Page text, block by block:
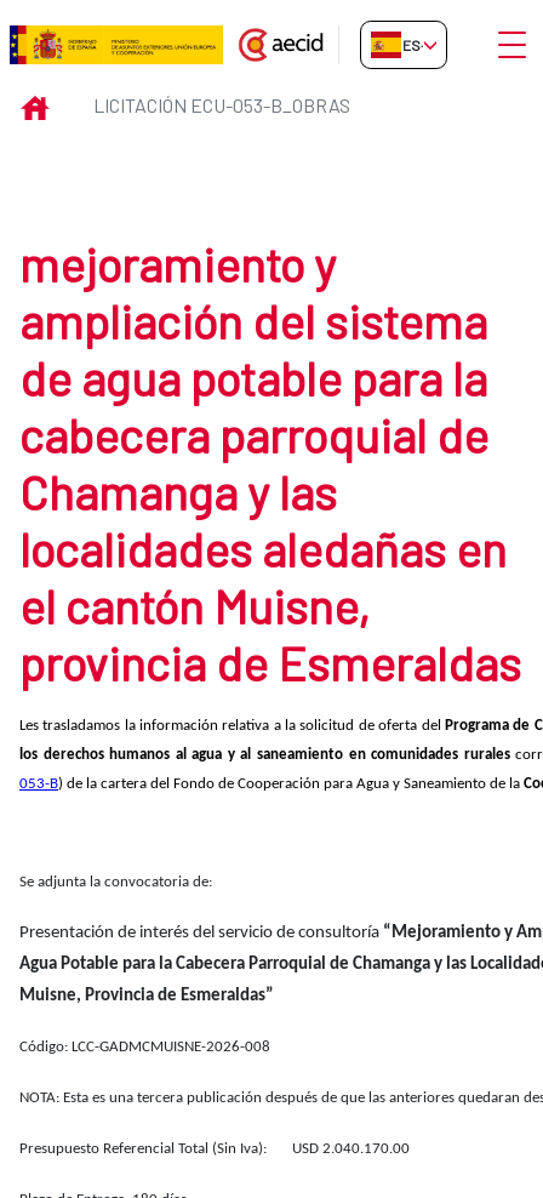
Saltar al contenido principal
Licitación ECU-053-B_obras
ES-ES Abrir
INICIOLICITACIÓN ECU-053-B_OBRAS
mejoramiento y
ampliación del sistema
de agua potable para la
cabecera parroquial de
Chamanga y las
localidades aledañas en
el cantón Muisne,
provincia de Esmeraldas
Les trasladamos la información relativa a la solicitud de oferta del
Programa de
los derechos humanos al agua y al saneamiento en comunidades rurales
053-B) de la cartera del Fondo de Cooperación para Agua y Saneamiento de la
Se adjunta la convocatoria de:
Presentación de interés del servicio de consultoría “Mejoramiento y
Agua Potable para la Cabecera Parroquial de Chamanga y las
Muisne, Provincia de Esmeraldas”
Código: LCC-GADMCMUISNE-2026-008
NOTA: Esta es una tercera publicación después de que las anteriores quedaran
Presupuesto Referencial Total (Sin Iva): USD 2.040.170.00